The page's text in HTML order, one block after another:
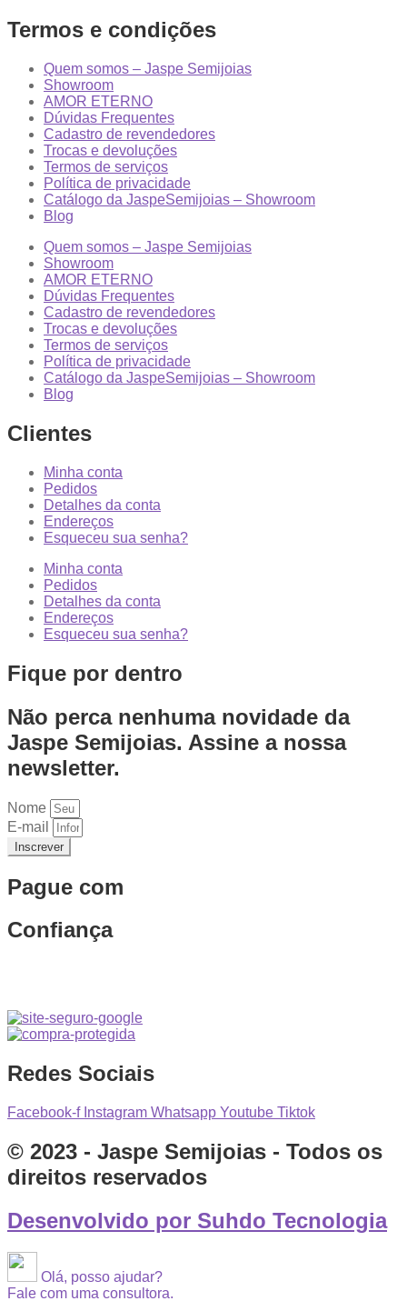
Termos e condições
Quem somos – Jaspe Semijoias
Showroom
AMOR ETERNO
Dúvidas Frequentes
Cadastro de revendedores
Trocas e devoluções
Termos de serviços
Política de privacidade
Catálogo da JaspeSemijoias – Showroom
Blog
Quem somos – Jaspe Semijoias
Showroom
AMOR ETERNO
Dúvidas Frequentes
Cadastro de revendedores
Trocas e devoluções
Termos de serviços
Política de privacidade
Catálogo da JaspeSemijoias – Showroom
Blog
Clientes
Minha conta
Pedidos
Detalhes da conta
Endereços
Esqueceu sua senha?
Minha conta
Pedidos
Detalhes da conta
Endereços
Esqueceu sua senha?
Fique por dentro
Não perca nenhuma novidade da
Jaspe Semijoias. Assine a nossa
newsletter.
Nome
E-mail
Inscrever
Pague com
Confiança
Redes Sociais
Facebook-f Instagram Whatsapp Youtube Tiktok
© 2023 - Jaspe Semijoias - Todos os
direitos reservados
Desenvolvido por Suhdo Tecnologia
Olá, posso ajudar?
Fale com uma consultora.